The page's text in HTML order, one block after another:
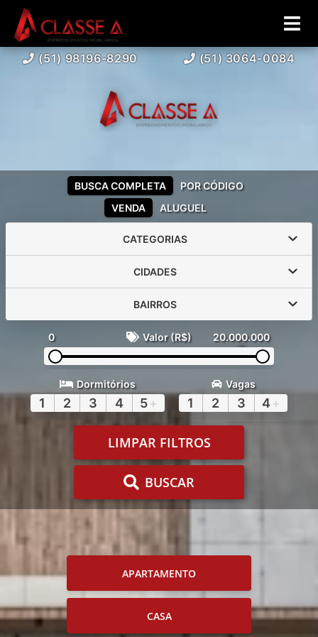
(51) 98196-8290 (51) 3064-0084
VENDA ALUGUEL
BUSCA COMPLETA POR CÓDIGO
CATEGORIAS
CIDADES
BAIRROS
0 Valor (R$) 20.000.000
Dormitórios
1 2 3 4 5+
Vagas
1 2 3 4 +
LIMPAR FILTROS
BUSCAR
APARTAMENTO
CASA